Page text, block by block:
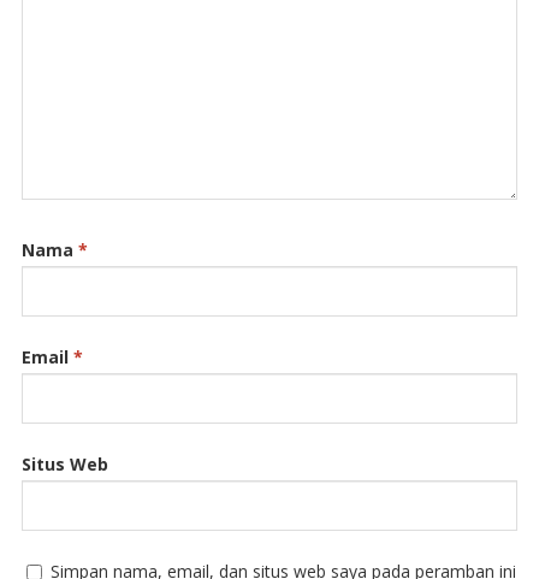
Nama *
Email *
Situs Web
Simpan nama, email, dan situs web saya pada peramban ini